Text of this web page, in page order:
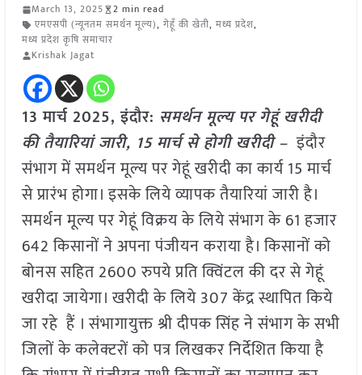
March 13, 2025
2 min read
एमएसपी (न्यूनतम समर्थन मूल्य), गेहूँ की खेती, मध्य प्रदेश,
मध्य प्रदेश कृषि समाचार
Krishak Jagat
13 मार्च 2025,इंदौर: समर्थन मूल्य पर गेहूं खरीदी
की तैयारियां जारी, 15 मार्च से होगी खरीदी – इंदौर
संभाग में समर्थन मूल्य पर गेहूं खरीदी का कार्य 15 मार्च
से प्रारंभ होगा। इसके लिये व्यापक तैयारियां जारी है।
समर्थन मूल्य पर गेहूं विक्रय के लिये संभाग के 61 हजार
642 किसानों ने अपना पंजीयन कराया है। किसानों को
बोनस सहित 2600 रुपये प्रति क्विंटल की दर से गेहूं
खरीदा जायेगा। खरीदी के लिये 307 केंद्र स्थापित किये
जा रहे हैं । संभागायुक्त श्री दीपक सिंह ने संभाग के सभी
जिलों के कलेक्टरों को पत्र लिखकर निर्देशित किया है